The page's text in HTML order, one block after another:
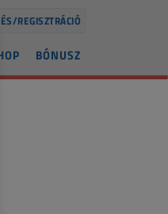
REGISZTRÁCIÓ
BÓNUSZ